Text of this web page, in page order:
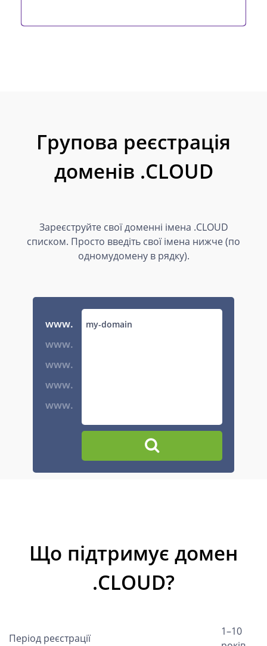
Групова реєстрація
доменів .CLOUD
Зареєструйте свої доменні імена .CLOUD
списком. Просто введіть свої імена нижче (по
одномудомену в рядку).
www.
www.
www.
www.
www.
Що підтримує домен
.CLOUD?
Період реєстрації
1–10